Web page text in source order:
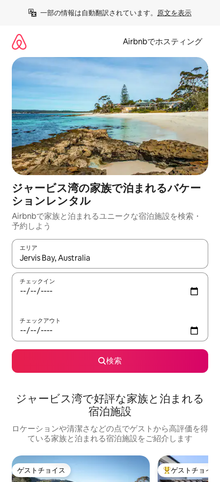
一部の情報は自動翻訳されています。 原文を表示
Airbnbでホスティング
ジャービス湾の家族で泊まれるバケー
ションレンタル
Airbnbで家族と泊まれるユニークな宿泊施設を検索・
予約しよう
エリア
検索結果が表示されたら、上下の矢印キーを使って移動するか
チェックイン
チェックアウト
検索
ジャービス湾で好評な家族と泊まれる
宿泊施設
ロケーションや清潔さなどの点でゲストから高評価を得
ている家族と泊まれる宿泊施設をご紹介します
ゲストチョイス
ゲストチョイス 大好評のゲスト
ゲストチョイス